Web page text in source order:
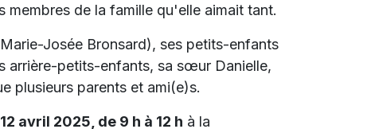
de la famille qu'elle aimait tant.
Josée Bronsard), ses petits-enfants
arrière-petits-enfants, sa sœur Danielle,
plusieurs parents et ami(e)s.
avril 2025, de 9 h à 12 h à la